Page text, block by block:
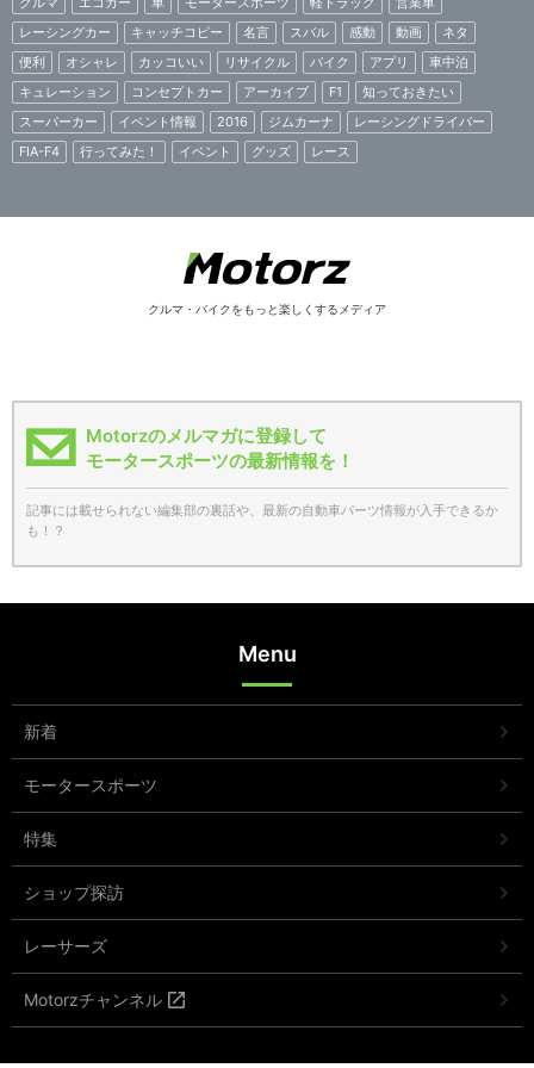
レーシングカー
キャッチコピー 名言 スバル 感動 動画
ネタ
便利
オシャレ カッコいい リサイクル バイク アプリ
車中泊
キュレーション
コンセプトカー アーカイブ F1
知っておきたい
スーパーカー
イベント情報 2016 ジムカーナ
レーシングドライバー
FIA-F4
行ってみた！ イベント グッズ レース
クルマ・バイクをもっと楽しくするメディア
Motorzのメルマガに登録して
モータースポーツの最新情報を！
記事には載せられない編集部の裏話や、最新の自動車パーツ情報が入手できるか
も！？
Menu
新着
モータースポーツ
特集
ショップ探訪
レーサーズ
Motorzチャンネル